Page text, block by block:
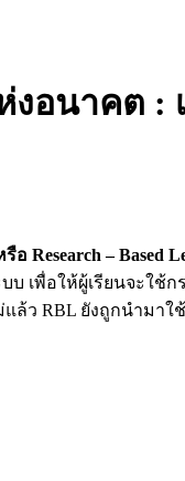
อนาคต :
Research – Based
บ เพื่อให้ผู้เรียนจะใ
ล้ว RBL ยังถูกนำมา